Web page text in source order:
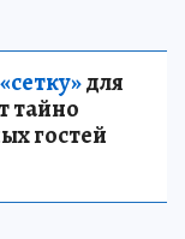
для
тайно
гостей